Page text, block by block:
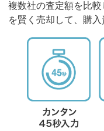
複数社の査定額を比
を賢く売却して、購